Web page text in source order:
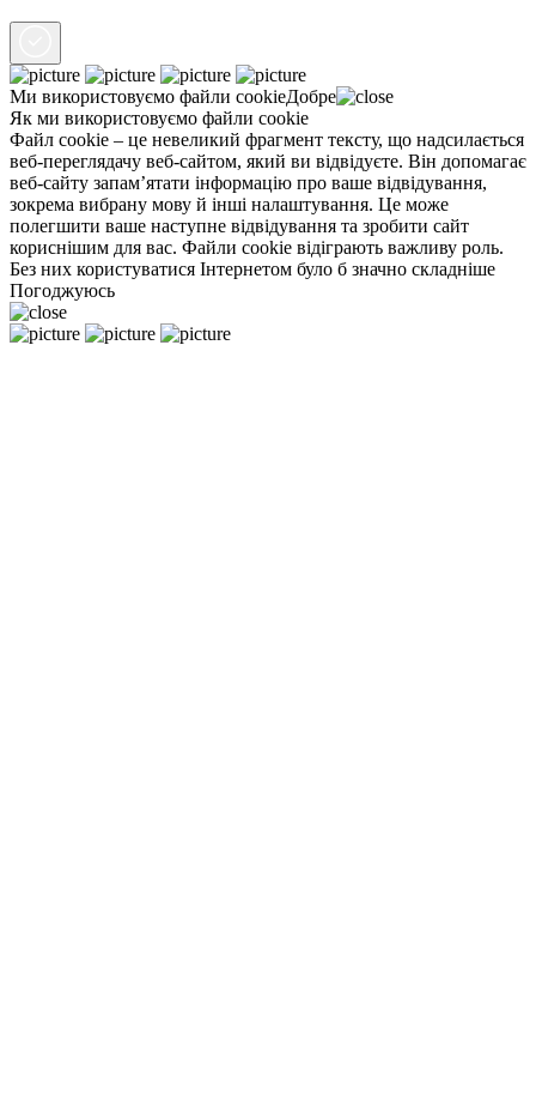
Ми використовуємо файли cookieДобре
Як ми використовуємо файли cookie
Файл cookie – це невеликий фрагмент тексту, що надсилається
веб-переглядачу веб-сайтом, який ви відвідуєте. Він допомагає
веб-сайту запам’ятати інформацію про ваше відвідування,
зокрема вибрану мову й інші налаштування. Це може
полегшити ваше наступне відвідування та зробити сайт
кориснішим для вас. Файли cookie відіграють важливу роль.
Без них користуватися Інтернетом було б значно складніше
Погоджуюсь